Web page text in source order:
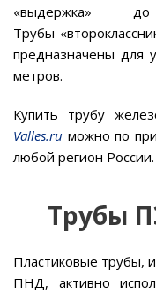
«выдержка»
Трубы-
предназначены для
метров.
Купить трубу
Valles.ru можно по
любой регион России.
Трубы
Пластиковые трубы,
ПНД, активно